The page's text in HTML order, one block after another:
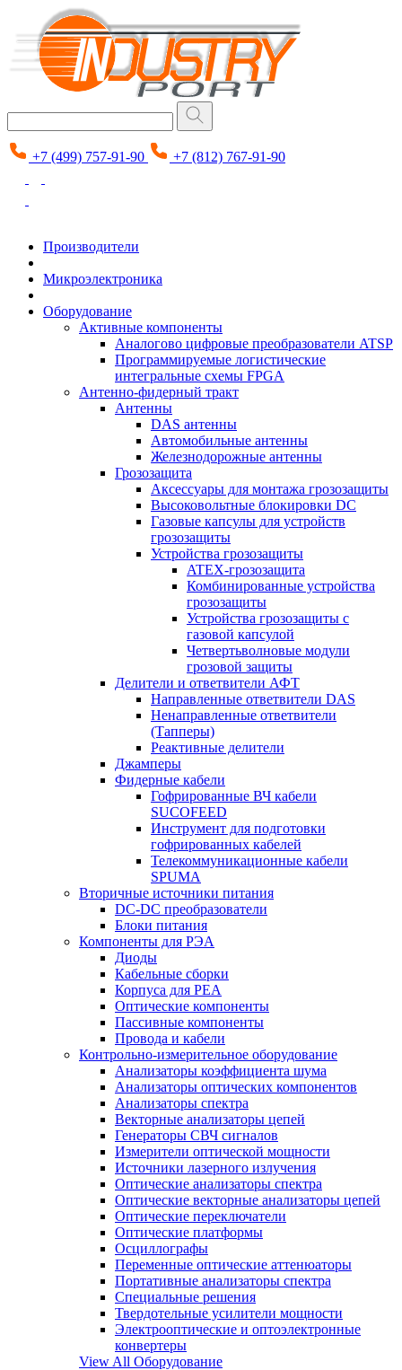
+7 (499) 757-91-90 +7 (812) 767-91-90
Производители
Микроэлектроника
Оборудование
Активные компоненты
Аналогово цифровые преобразователи ATSP
Программируемые логистические
интегральные схемы FPGA
Антенно-фидерный тракт
Антенны
DAS антенны
Автомобильные антенны
Железнодорожные антенны
Грозозащита
Аксессуары для монтажа грозозащиты
Высоковольтные блокировки DC
Газовые капсулы для устройств
грозозащиты
Устройства грозозащиты
ATEX-грозозащита
Комбинированные устройства
грозозащиты
Устройства грозозащиты с
газовой капсулой
Четвертьволновые модули
грозовой защиты
Делители и ответвители АФТ
Направленные ответвители DAS
Ненаправленные ответвители
(Тапперы)
Реактивные делители
Джамперы
Фидерные кабели
Гофрированные ВЧ кабели
SUCOFEED
Инструмент для подготовки
гофрированных кабелей
Телекоммуникационные кабели
SPUMA
Вторичные источники питания
DC-DC преобразователи
Блоки питания
Компоненты для РЭА
Диоды
Кабельные сборки
Корпуса для РЕА
Оптические компоненты
Пассивные компоненты
Провода и кабели
Контрольно-измерительное оборудование
Анализаторы коэффициента шума
Анализаторы оптических компонентов
Анализаторы спектра
Векторные анализаторы цепей
Генераторы СВЧ сигналов
Измерители оптической мощности
Источники лазерного излучения
Оптические анализаторы спектра
Оптические векторные анализаторы цепей
Оптические переключатели
Оптические платформы
Осциллографы
Переменные оптические аттенюаторы
Портативные анализаторы спектра
Специальные решения
Твердотельные усилители мощности
Электрооптические и оптоэлектронные
конвертеры
View All Оборудование